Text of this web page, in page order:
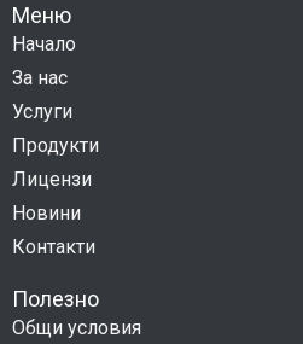
Меню
Начало
За нас
Услуги
Продукти
Лицензи
Новини
Контакти
Полезно
Общи условия